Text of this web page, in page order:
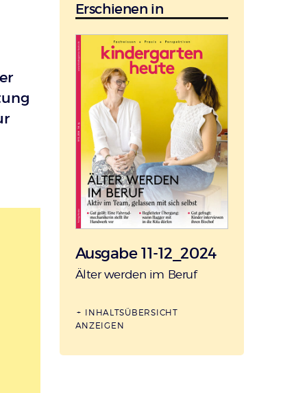
Erschienen in
Ausgabe 11-12_2024
:
Älter werden im Beruf
INHALTSÜBERSICHT
ANZEIGEN